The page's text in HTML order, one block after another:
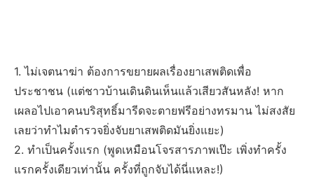
1. ไม่เจตนาฆ่า ต้องการขยายผลเรื่องยาเสพติดเพื่อ
ประชาชน (แต่ชาวบ้านเดินดินเห็นแล้วเสียวสันหลัง! หาก
เผลอไปเอาคนบริสุทธิ์มารีดจะตายฟรีอย่างทรมาน ไม่สงสัย
เลยว่าทำไมตำรวจยิ่งจับยาเสพติดมันยิ่งแยะ)
2. ทำเป็นครั้งแรก (พูดเหมือนโจรสารภาพเป๊ะ เพิ่งทำครั้ง
แรกครั้งเดียวเท่านั้น ครั้งที่ถูกจับได้นี่แหละ!)